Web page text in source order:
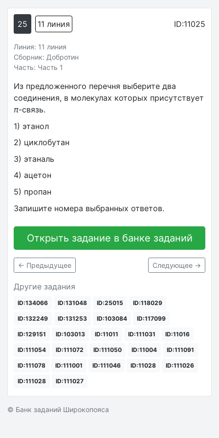
25 11 линия ID:11025
Линия: 11 линия
Сборник: Добротин
Часть: Часть 1
Из предложенного перечня выберите два
соединения, в молекулах которых присутствует
π-связь.
1) этанол
2) циклобутан
3) этаналь
4) ацетон
5) пропан
Запишите номера выбранных ответов.
Открыть задание в банке заданий
← Предыдущее Следующее →
Другие задания
ID:134066 ID:131048 ID:25015 ID:118029
ID:132249 ID:131253 ID:103084 ID:117099
ID:129151 ID:103013 ID:11011 ID:111031 ID:11016
ID:111054 ID:111072 ID:111050 ID:11004 ID:111091
ID:111078 ID:111001 ID:111046 ID:11028 ID:111026
ID:111028 ID:111027
© Банк заданий Широкопояса